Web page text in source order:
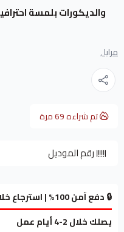
والديكورات بلمسة
مرايا ,
تم شراءه69مرة
رقم الموديل
🔒 دفع آمن 100% | استرجاع خلال 7 أيام
يصلك خلال 2-4 أيام عمل